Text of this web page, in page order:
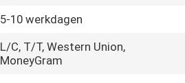
5-10 werkdagen
L/C, T/T, Western Union,
MoneyGram